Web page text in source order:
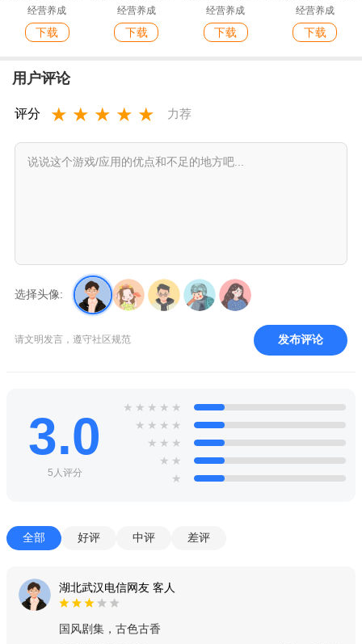
经营养成
下载
经营养成
下载
经营养成
下载
经营养成
下载
用户评论
评分 ★ ★ ★ ★ ★ 力荐
选择头像:
请文明发言，遵守社区规范 发布评论
3.0
5人评分
★ ★ ★ ★ ★
★ ★ ★ ★
★ ★ ★
★ ★
★
全部 好评 中评 差评
湖北武汉电信网友 客人
国风剧集，古色古香